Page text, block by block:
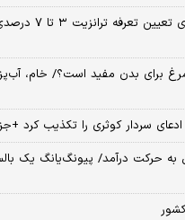
رویترز: ایران و عمان
برای بدن مفید است؟/ خام، آب‌پز
سردار کوثری را تکذیب کرد
حرکت درآمد/ پیونگ‌یانگ یک